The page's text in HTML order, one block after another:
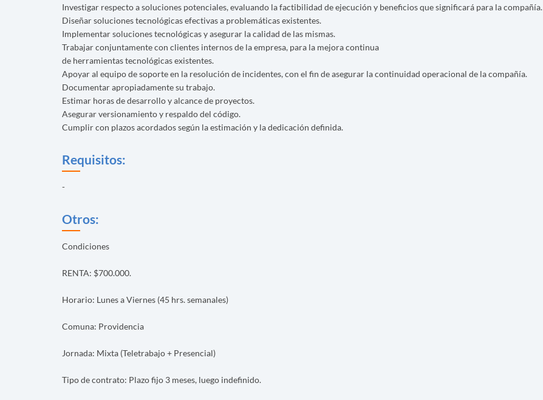
Investigar respecto a soluciones potenciales, evaluando la factibilidad de ejecución y beneficios que significará para la compañía.
Diseñar soluciones tecnológicas efectivas a problemáticas existentes.
Implementar soluciones tecnológicas y asegurar la calidad de las mismas.
Trabajar conjuntamente con clientes internos de la empresa, para la mejora continua
de herramientas tecnológicas existentes.
Apoyar al equipo de soporte en la resolución de incidentes, con el fin de asegurar la continuidad operacional de la compañía.
Documentar apropiadamente su trabajo.
Estimar horas de desarrollo y alcance de proyectos.
Asegurar versionamiento y respaldo del código.
Cumplir con plazos acordados según la estimación y la dedicación definida.
Requisitos:
-
Otros:
Condiciones
RENTA: $700.000.
Horario: Lunes a Viernes (45 hrs. semanales)
Comuna: Providencia
Jornada: Mixta (Teletrabajo + Presencial)
Tipo de contrato: Plazo fijo 3 meses, luego indefinido.